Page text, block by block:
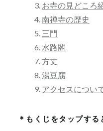
お寺の見どころ
南禅寺の歴史
三門
水路閣
方丈
湯豆腐
アクセスについ
＊もくじをタップする